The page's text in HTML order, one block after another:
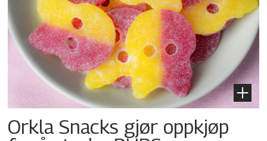
Orkla Snacks gjør oppkjøp